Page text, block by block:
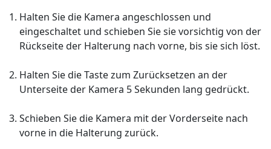
Halten Sie die Kamera angeschlossen und
eingeschaltet und schieben Sie sie vorsichtig von der
Rückseite der Halterung nach vorne, bis sie sich löst.
Halten Sie die Taste zum Zurücksetzen an der
Unterseite der Kamera 5 Sekunden lang gedrückt.
Schieben Sie die Kamera mit der Vorderseite nach
vorne in die Halterung zurück.